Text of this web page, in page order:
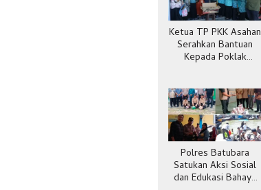
Ketua TP PKK Asahan
Serahkan Bantuan
Kepada Poklak
Polres Batubara
Satukan Aksi Sosial
dan Edukasi Bahaya